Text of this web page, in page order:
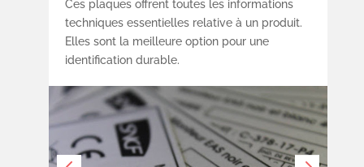
Ces plaques offrent toutes les informations
techniques essentielles relative à un produit.
Elles sont la meilleure option pour une
identification durable.